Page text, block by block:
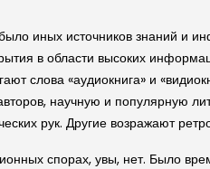
иных источников знаний и
в области высоких
слова «аудиокнига» и
научную и популярную
рук. Другие возражают
спорах, увы, нет. Было